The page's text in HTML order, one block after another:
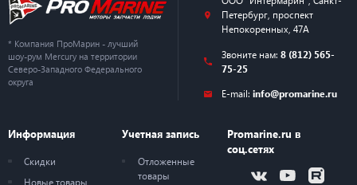
Рекомендуемая высота
Мощность, кВт / л.с. 18,39 / 25
Число цилиндров 3
* Компания ПроМарин - лучший
шоу-рум Mercury на территории
Северо-Западного Федерального
округа
Петербург, проспект
Непокоренных, 47А
Звоните нам: 8 (812) 565-
75-25
E-mail: info@promarine.ru
Информация
Скидки
Новые товары
Учетная запись
Отложенные
товары
Promarine.ru в
соц.сетях